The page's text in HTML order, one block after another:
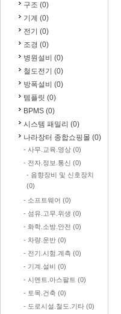
구조 (0)
기계 (0)
전기 (0)
조경 (0)
병원설비 (0)
철도전기 (0)
방폭설비 (0)
템플릿 (0)
BPMS (0)
시스템 패밀리 (0)
나라장터 종합쇼핑몰 (0)
- 사무.교육.영상 (0)
- 전자.정보.통신 (0)
- 음향장비 및 신호장치
(0)
- 소프트웨어 (0)
- 섬유.고무.위생 (0)
- 화학.소방.안전 (0)
- 차량.운반 (0)
- 전기.시험.계측 (0)
- 기계.설비 (0)
- 시멘트.아스팔트 (0)
- 토목.건축 (0)
- 도로시설.철도.기타 (0)